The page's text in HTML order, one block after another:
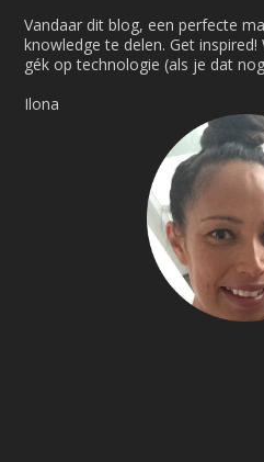
Vandaar dit blog, een perfecte
knowledge te delen. Get
gék op technologie (als je dat
Ilona